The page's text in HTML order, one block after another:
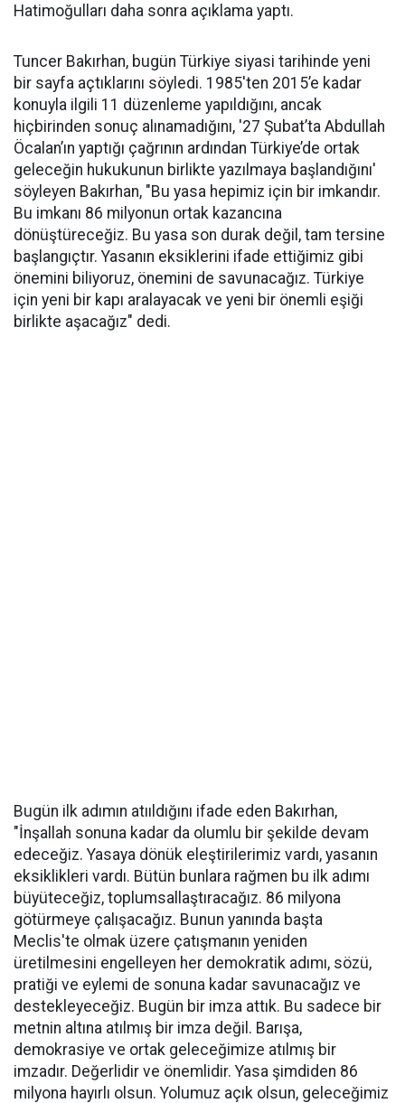
Hatimoğulları daha sonra açıklama yaptı.
Tuncer Bakırhan, bugün Türkiye siyasi tarihinde yeni
bir sayfa açtıklarını söyledi. 1985'ten 2015’e kadar
konuyla ilgili 11 düzenleme yapıldığını, ancak
hiçbirinden sonuç alınamadığını, '27 Şubat’ta Abdullah
Öcalan’ın yaptığı çağrının ardından Türkiye’de ortak
geleceğin hukukunun birlikte yazılmaya başlandığını'
söyleyen Bakırhan, "Bu yasa hepimiz için bir imkandır.
Bu imkanı 86 milyonun ortak kazancına
dönüştüreceğiz. Bu yasa son durak değil, tam tersine
başlangıçtır. Yasanın eksiklerini ifade ettiğimiz gibi
önemini biliyoruz, önemini de savunacağız. Türkiye
için yeni bir kapı aralayacak ve yeni bir önemli eşiği
birlikte aşacağız" dedi.
Bugün ilk adımın atııldığını ifade eden Bakırhan,
"İnşallah sonuna kadar da olumlu bir şekilde devam
edeceğiz. Yasaya dönük eleştirilerimiz vardı, yasanın
eksiklikleri vardı. Bütün bunlara rağmen bu ilk adımı
büyüteceğiz, toplumsallaştıracağız. 86 milyona
götürmeye çalışacağız. Bunun yanında başta
Meclis'te olmak üzere çatışmanın yeniden
üretilmesini engelleyen her demokratik adımı, sözü,
pratiği ve eylemi de sonuna kadar savunacağız ve
destekleyeceğiz. Bugün bir imza attık. Bu sadece bir
metnin altına atılmış bir imza değil. Barışa,
demokrasiye ve ortak geleceğimize atılmış bir
imzadır. Değerlidir ve önemlidir. Yasa şimdiden 86
milyona hayırlı olsun. Yolumuz açık olsun, geleceğimiz